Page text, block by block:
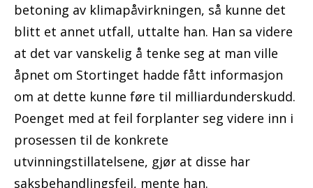
betoning av klimapåvirkningen, så kunne det
blitt et annet utfall, uttalte han. Han sa videre
at det var vanskelig å tenke seg at man ville
åpnet om Stortinget hadde fått informasjon
om at dette kunne føre til milliardunderskudd.
Poenget med at feil forplanter seg videre inn i
prosessen til de konkrete
utvinningstillatelsene, gjør at disse har
saksbehandlingsfeil, mente han.